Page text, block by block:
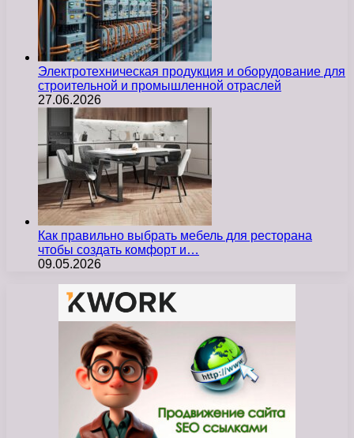
Электротехническая продукция и оборудование для
строительной и промышленной отраслей
27.06.2026
Как правильно выбрать мебель для ресторана
чтобы создать комфорт и…
09.05.2026